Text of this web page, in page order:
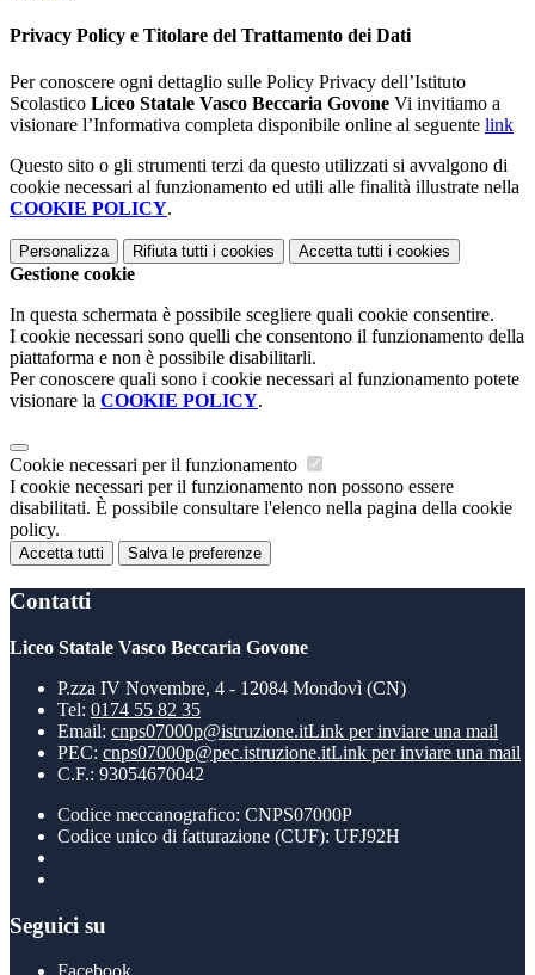
Privacy Policy e Titolare del Trattamento dei Dati
Per conoscere ogni dettaglio sulle Policy Privacy dell’Istituto
Scolastico Liceo Statale Vasco Beccaria Govone Vi invitiamo a
visionare l’Informativa completa disponibile online al seguente link
Questo sito o gli strumenti terzi da questo utilizzati si avvalgono di
cookie necessari al funzionamento ed utili alle finalità illustrate nella
COOKIE POLICY.
Personalizza Rifiuta tutti i cookies Accetta tutti i cookies
Gestione cookie
In questa schermata è possibile scegliere quali cookie consentire.
I cookie necessari sono quelli che consentono il funzionamento della
piattaforma e non è possibile disabilitarli.
Per conoscere quali sono i cookie necessari al funzionamento potete
visionare la COOKIE POLICY.
Cookie necessari per il funzionamento
I cookie necessari per il funzionamento non possono essere
disabilitati. È possibile consultare l'elenco nella pagina della cookie
policy.
Accetta tutti Salva le preferenze
Contatti
Liceo Statale Vasco Beccaria Govone
P.zza IV Novembre, 4 - 12084 Mondovì (CN)
Tel: 0174 55 82 35
Email: cnps07000p@istruzione.itLink per inviare una mail
PEC: cnps07000p@pec.istruzione.itLink per inviare una mail
C.F.: 93054670042
Codice meccanografico: CNPS07000P
Codice unico di fatturazione (CUF): UFJ92H
Seguici su